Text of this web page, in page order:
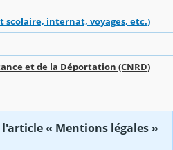
scolaire, internat, voyages, etc.)
et de la Déportation (CNRD)
« Mentions légales »